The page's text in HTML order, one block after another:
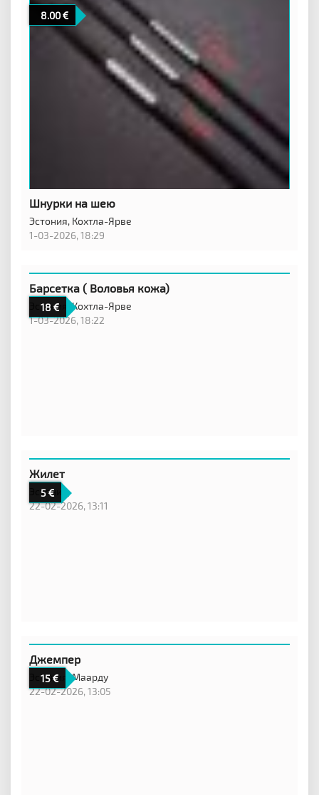
8.00
Шнурки на шею
Эстония, Кохтла-Ярве
1-03-2026, 18:29
18
Барсетка ( Воловья кожа)
Эстония,Кохтла-Ярве
1-03-2026, 18:22
5
Жилет
Эстония,
22-02-2026, 13:11
15
Джемпер
Эстония,Маарду
22-02-2026, 13:05